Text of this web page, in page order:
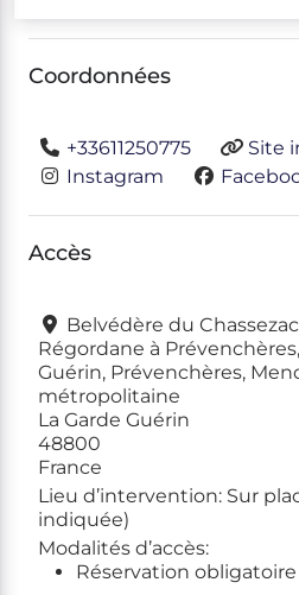
Coordonnées
+33611250775
Site
Instagram
Accès
Belvédère du
Régordane à
Guérin, Prévenchères,
métropolitaine
La Garde Guérin
48800
France
Lieu d’intervention: Sur
indiquée)
Modalités d’accès:
Réservation obligatoire